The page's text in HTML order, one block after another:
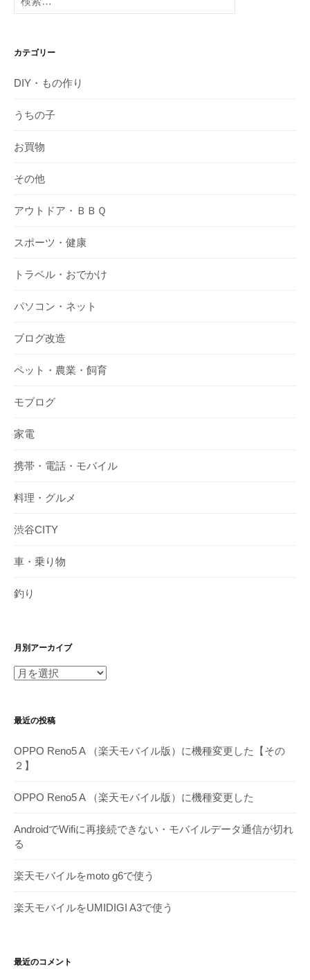
索:
カテゴリー
DIY・もの作り
うちの子
お買物
その他
アウトドア・ＢＢＱ
スポーツ・健康
トラベル・おでかけ
パソコン・ネット
ブログ改造
ペット・農業・飼育
モブログ
家電
携帯・電話・モバイル
料理・グルメ
渋谷CITY
車・乗り物
釣り
月別アーカイブ
月
ー
イ
ブ
最近の投稿
OPPO Reno5 A （楽天モバイル版）に機種変更した【その
２】
OPPO Reno5 A （楽天モバイル版）に機種変更した
AndroidでWifiに再接続できない・モバイルデータ通信が切れ
る
楽天モバイルをmoto g6で使う
楽天モバイルをUMIDIGI A3で使う
最近のコメント